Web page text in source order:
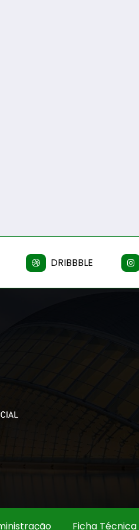
DRIBBBLE
Ficha Técnica